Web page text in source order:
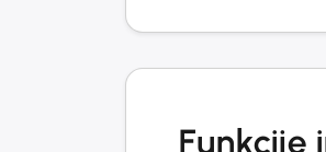
Funkcije